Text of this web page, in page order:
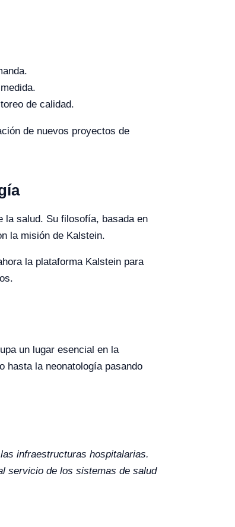
de calidad.
de nuevos proyectos de
la salud. Su filosofía, basada en
la misión de Kalstein.
la plataforma Kalstein para
un lugar esencial en la
hasta la neonatología pasando
infraestructuras hospitalarias.
servicio de los sistemas de salud